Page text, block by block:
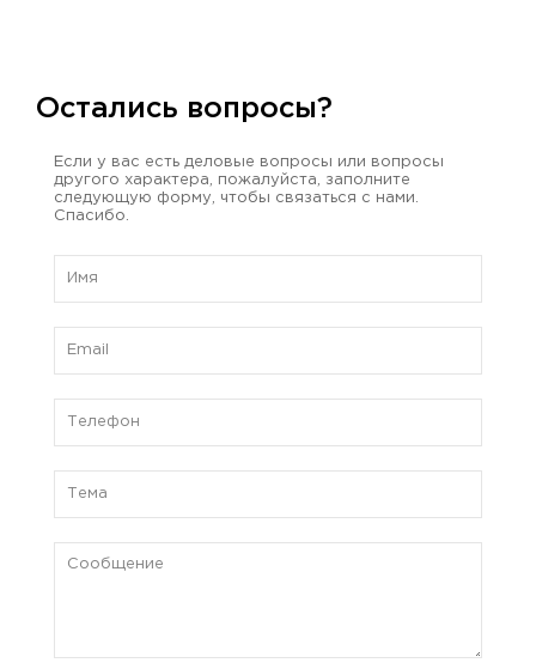
Остались вопросы?
Если у вас есть деловые вопросы или вопросы
другого характера, пожалуйста, заполните
следующую форму, чтобы связаться с нами.
Спасибо.